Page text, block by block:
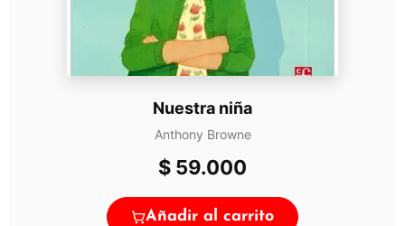
Nuestra niña
Anthony Browne
$ 59.000
Añadir al carrito